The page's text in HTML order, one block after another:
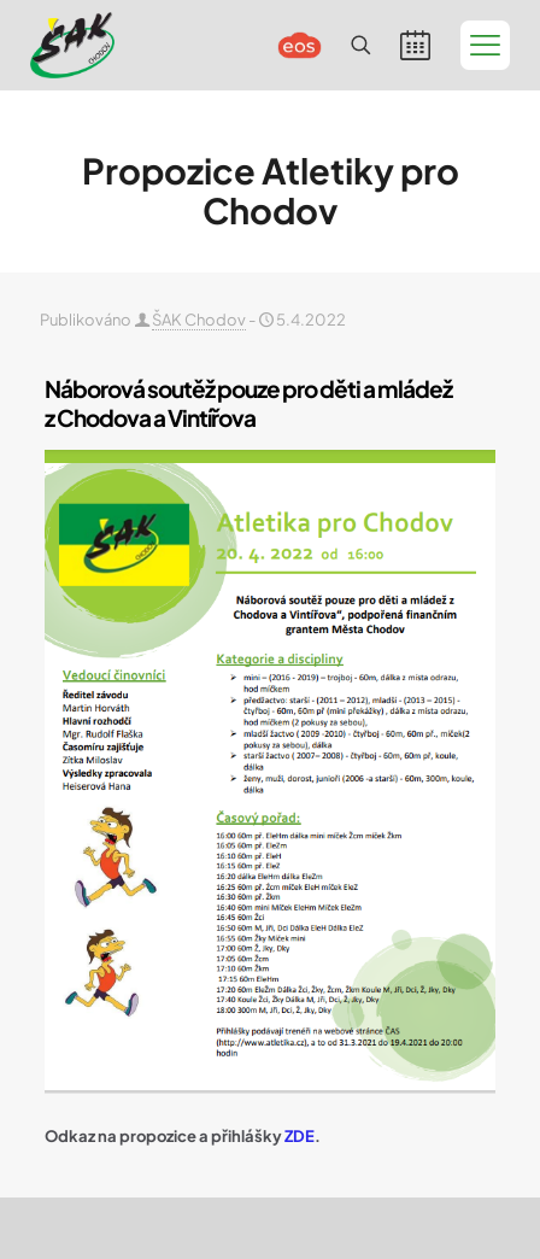
Propozice Atletiky pro
Chodov
Publikováno ŠAK Chodov- 5.4.2022
Náborová soutěž pouze pro děti a mládež
z Chodova a Vintířova
Odkaz na propozice a přihláškyZDE.